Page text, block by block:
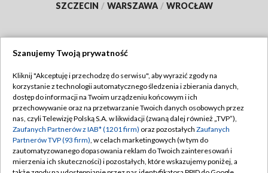
SZCZECIN / WARSZAWA / WROCŁAW
TVP
Abonament TVP
Emisja w TVP
Centrum informacji TVP
Naziemna Telewizja Cyfrowa
Regulamin TVP
Polityka prywatności
Moje zgody
Pomoc
Szanujemy Twoją prywatność
Kliknij "Akceptuję i przechodzę do serwisu", aby wyrazić zgody na
korzystanie z technologii automatycznego śledzenia i zbierania danych,
dostęp do informacji na Twoim urządzeniu końcowym i ich
przechowywanie oraz na przetwarzanie Twoich danych osobowych przez
nas, czyli Telewizję Polską S.A. w likwidacji (zwaną dalej również „TVP”),
Zaufanych Partnerów z IAB* (1201 firm) oraz pozostałych Zaufanych
Partnerów TVP (93 firm), w celach marketingowych (w tym do
zautomatyzowanego dopasowania reklam do Twoich zainteresowań i
mierzenia ich skuteczności) i pozostałych, które wskazujemy poniżej, a